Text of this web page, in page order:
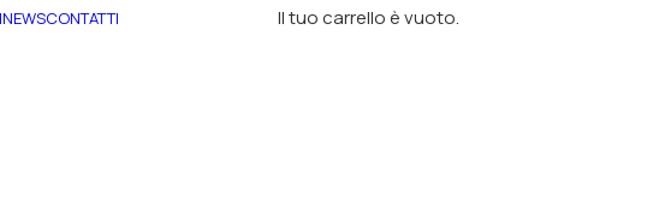
NEWSCONTATTI Il tuo carrello è vuoto.